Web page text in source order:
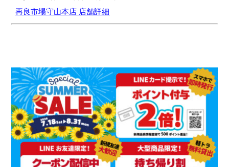
再良市場守山本店 店舗詳細